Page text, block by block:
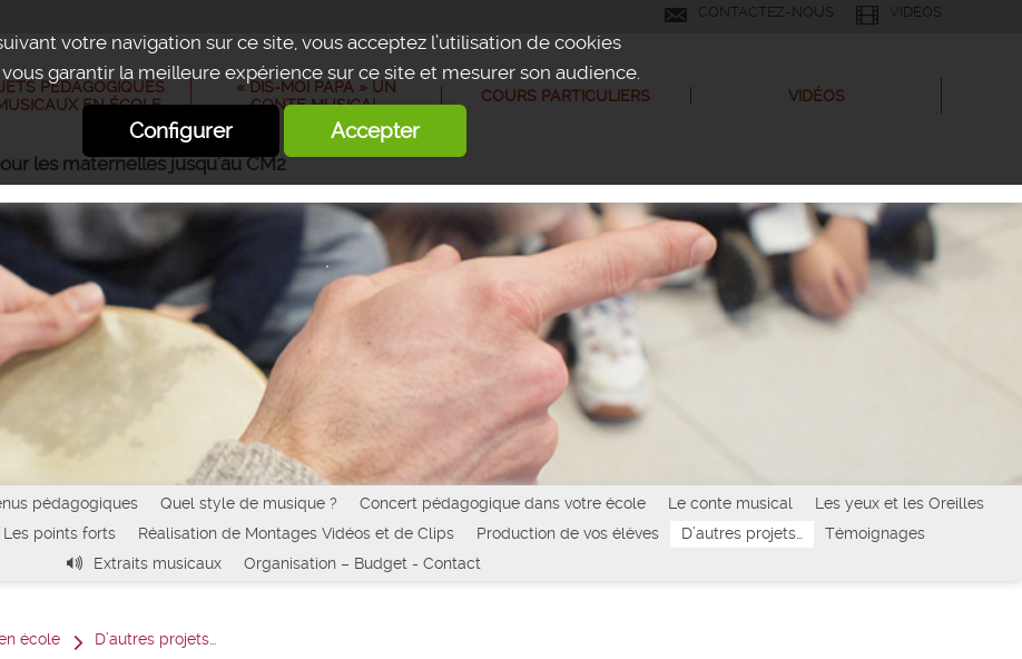
votre navigation sur ce site, vous acceptez l’utilisation de cookies
garantir la meilleure expérience sur ce site et mesurer son audience.
Configurer Accepter
CONTACTEZ-NOUS VIDÉOS
PÉDAGOGIQUES
EN ÉCOLE
« DIS-MOI PAPA » UN
CONTE MUSICAL
COURS PARTICULIERS VIDÉOS
les maternelles jusqu'au CM2
pédagogiques Quel style de musique ? Concert pédagogique dans votre école Le conte musical
Les yeux et les Oreilles
Les points forts Réalisation de Montages Vidéos et de Clips Production de vos élèves D’autres projets…
Témoignages
Extraits musicaux
Organisation – Budget - Contact
école D’autres projets…